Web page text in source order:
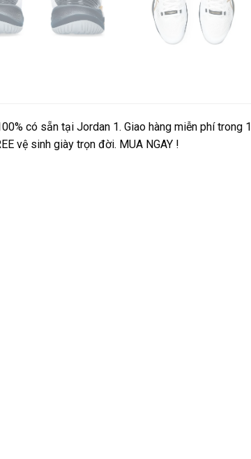
có sẵn tại Jordan 1. Giao hàng miễn phí trong 1
vệ sinh giày trọn đời. MUA NGAY !